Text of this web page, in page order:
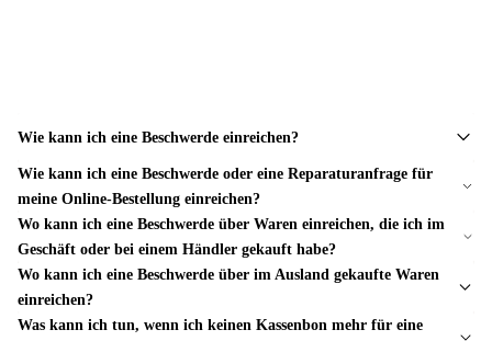
Wie kann ich eine Beschwerde einreichen?
Wie kann ich eine Beschwerde oder eine Reparaturanfrage für
meine Online-Bestellung einreichen?
Wo kann ich eine Beschwerde über Waren einreichen, die ich im
Geschäft oder bei einem Händler gekauft habe?
Wo kann ich eine Beschwerde über im Ausland gekaufte Waren
einreichen?
Was kann ich tun, wenn ich keinen Kassenbon mehr für eine